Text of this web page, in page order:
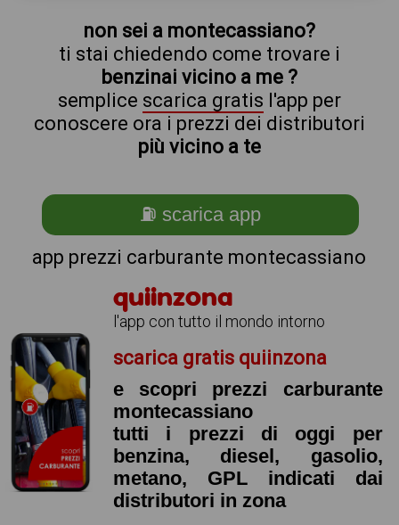
non sei a montecassiano?
ti stai chiedendo come trovare i
benzinai vicino a me ?
semplice scarica gratis l'app per
conoscere ora i prezzi dei distributori
più vicino a te
⛽ scarica app
app prezzi carburante montecassiano
quiinzona
l'app con tutto il mondo intorno
scarica gratis quiinzona
e scopri prezzi carburante
montecassiano
tutti i prezzi di oggi per
benzina, diesel, gasolio,
metano, GPL indicati dai
distributori in zona